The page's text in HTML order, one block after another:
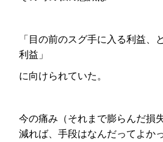
「目の前のスグ手に入る利益、
利益」
に向けられていた。
今の痛み（それまで膨らんだ損
減れば、手段はなんだってよかっ